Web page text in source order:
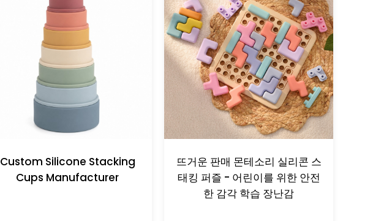
Custom Silicone Stacking
Cups Manufacturer
뜨거운 판매 몬테소리 실리콘 스
태킹 퍼즐 - 어린이를 위한 안전
한 감각 학습 장난감